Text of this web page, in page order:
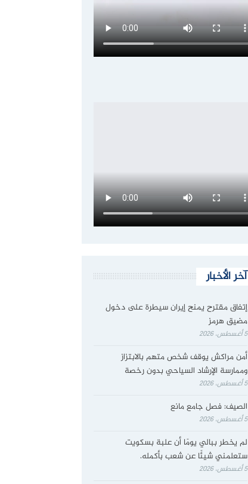
آخر الأخبار
إتفاق مقترح يمنح إيران سيطرة على دخول
مضيق هرمز
5 أغسطس، 2026
أمن مراكش يوقف شخص متهم بالابتزاز
وممارسة الإرشاد السياحي بدون رخصة
5 أغسطس، 2026
الصيف: فصل جامع مانع
5 أغسطس، 2026
لم يخطر ببالي يومًا أن علبة بسكويت
ستعلمني شيئًا عن شعب بأكمله.
5 أغسطس، 2026